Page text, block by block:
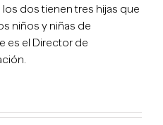
los dos tienen tres hijas que
niños y niñas de
es el Director de